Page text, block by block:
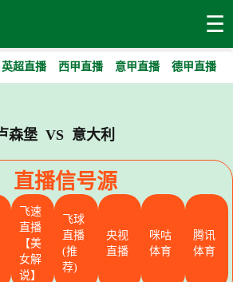
☰
英超直播 西甲直播 意甲直播 德甲直播
森堡 VS 意大利
直播信号源
飞速
直播
【美
女解
说】
飞球
直播
(推
荐)
央视
直播
咪咕
体育
腾讯
体育